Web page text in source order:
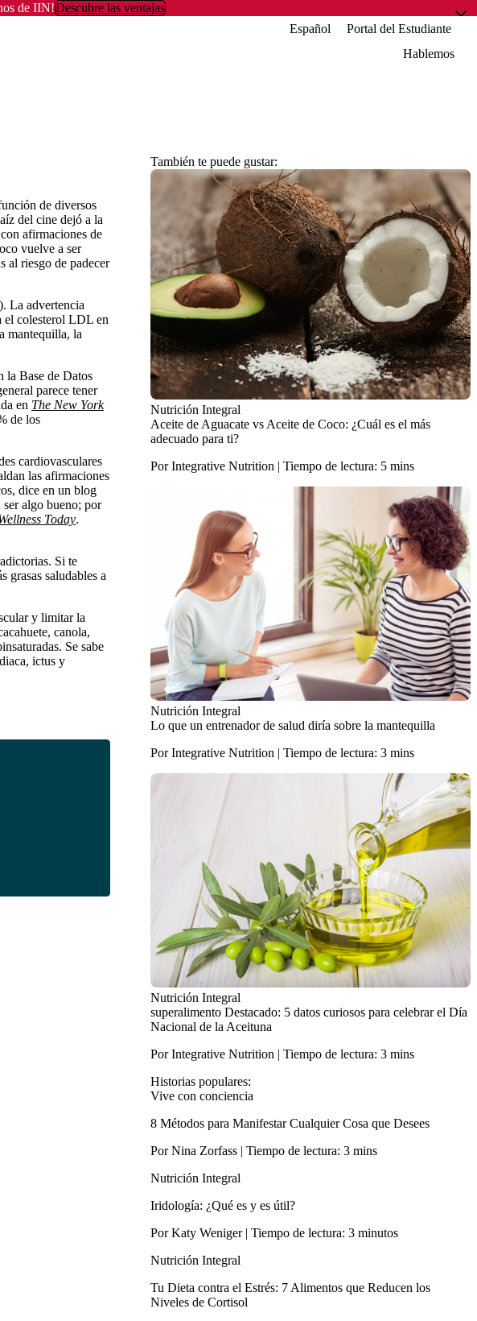
de IIN!Descubre las ventajas
Español
Portal del Estudiante
Hablemos
de diversos
del cine dejó a la
afirmaciones de
vuelve a ser
al riesgo de padecer
La advertencia
el colesterol LDL en
mantequilla, la
la Base de Datos
parece tener
en The New York
de los
cardiovasculares
las afirmaciones
dice en un blog
algo bueno; por
Today.
Si te
grasas saludables a
y limitar la
canola,
Se sabe
ictus y
También te puede gustar:
Nutrición Integral
Aceite de Aguacate vs Aceite de Coco: ¿Cuál es el más
adecuado para ti?
Por Integrative Nutrition | Tiempo de lectura: 5 mins
Nutrición Integral
Lo que un entrenador de salud diría sobre la mantequilla
Por Integrative Nutrition | Tiempo de lectura: 3 mins
Nutrición Integral
superalimento Destacado: 5 datos curiosos para celebrar el Día
Nacional de la Aceituna
Por Integrative Nutrition | Tiempo de lectura: 3 mins
Historias populares:
Vive con conciencia
8 Métodos para Manifestar Cualquier Cosa que Desees
Por Nina Zorfass | Tiempo de lectura: 3 mins
Nutrición Integral
Iridología: ¿Qué es y es útil?
Por Katy Weniger | Tiempo de lectura: 3 minutos
Nutrición Integral
Tu Dieta contra el Estrés: 7 Alimentos que Reducen los
Niveles de Cortisol